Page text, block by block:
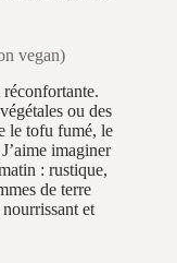
vegan)
ou des
le tofu fumé, le
imaginer
: rustique,
de terre
et